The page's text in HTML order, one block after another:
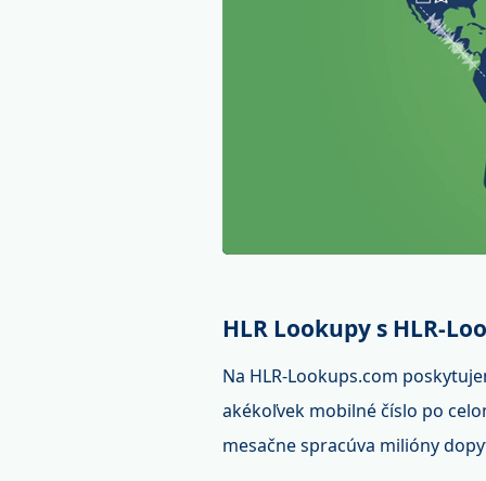
HLR Lookupy s HLR-
Na HLR-Lookups.com
akékoľvek mobilné číslo po
mesačne spracúva milióny